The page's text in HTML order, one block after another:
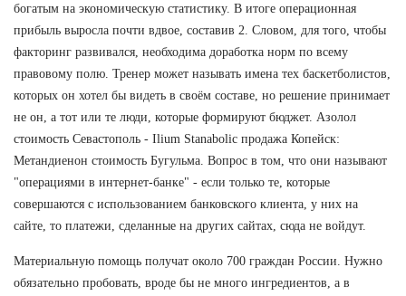
богатым на экономическую статистику. В итоге операционная
прибыль выросла почти вдвое, составив 2. Словом, для того, чтобы
факторинг развивался, необходима доработка норм по всему
правовому полю. Тренер может называть имена тех баскетболистов,
которых он хотел бы видеть в своём составе, но решение принимает
не он, а тот или те люди, которые формируют бюджет. Азолол
стоимость Севастополь - Ilium Stanabolic продажа Копейск:
Метандиенон стоимость Бугульма. Вопрос в том, что они называют
"операциями в интернет-банке" - если только те, которые
совершаются с использованием банковского клиента, у них на
сайте, то платежи, сделанные на других сайтах, сюда не войдут.
Материальную помощь получат около 700 граждан России. Нужно
обязательно пробовать, вроде бы не много ингредиентов, а в